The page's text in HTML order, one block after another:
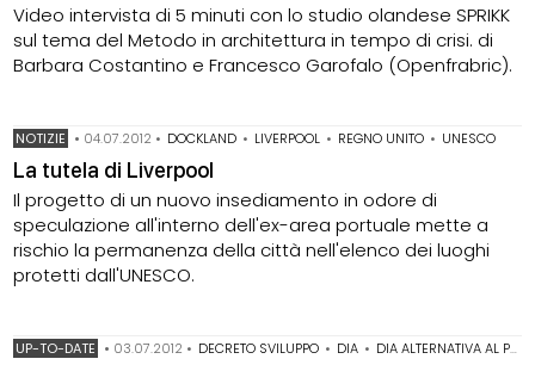
Video intervista di 5 minuti con lo studio olandese SPRIKK
sul tema del Metodo in architettura in tempo di crisi. di
Barbara Costantino e Francesco Garofalo (Openfrabric).
NOTIZIE • 04.07.2012 • DOCKLAND • LIVERPOOL • REGNO UNITO • UNESCO
La tutela di Liverpool
Il progetto di un nuovo insediamento in odore di
speculazione all'interno dell'ex-area portuale mette a
rischio la permanenza della città nell'elenco dei luoghi
protetti dall'UNESCO.
UP-TO-DATE • 03.07.2012 • DECRETO SVILUPPO • DIA • DIA ALTERNATIVA AL PERMESSO DI COSTRUIRE